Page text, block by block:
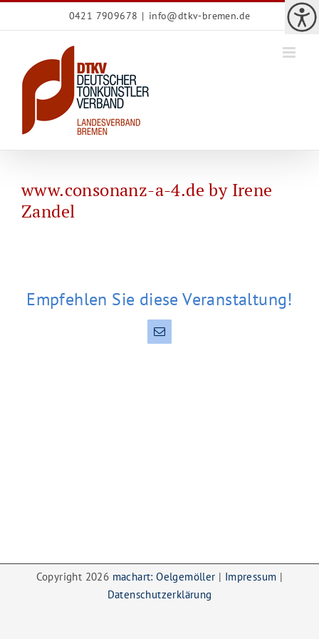
0421 7909678 | info@dtkv-bremen.de
www.consonanz-a-4.de by Irene
Zandel
Empfehlen Sie diese Veranstaltung!
E-
Mail
Copyright 2026 machart: Oelgemöller | Impressum |
Datenschutzerklärung